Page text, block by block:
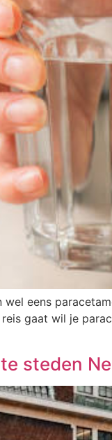
wel eens
gaat wil je
steden